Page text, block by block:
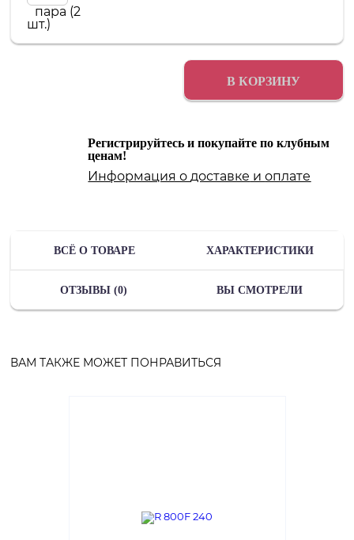
пара (2
шт.)
В КОРЗИНУ
Регистрируйтесь и покупайте по клубным
ценам!
Информация одоставке иоплате
ВСЁ О ТОВАРЕ ХАРАКТЕРИСТИКИ
ОТЗЫВЫ (0) ВЫ СМОТРЕЛИ
ВАМ ТАКЖЕ МОЖЕТ ПОНРАВИТЬСЯ